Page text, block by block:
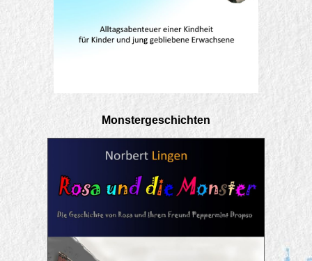
Monstergeschichten